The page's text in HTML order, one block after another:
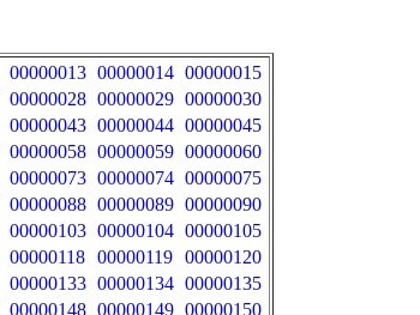
00000013 00000014 00000015
00000028 00000029 00000030
00000043 00000044 00000045
00000058 00000059 00000060
00000073 00000074 00000075
00000088 00000089 00000090
00000103 00000104 00000105
00000118 00000119 00000120
00000133 00000134 00000135
00000148 00000149 00000150